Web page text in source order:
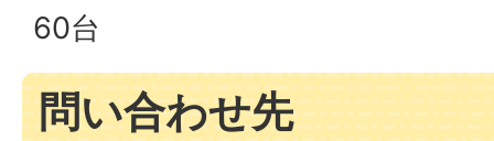
60台
問い合わせ先